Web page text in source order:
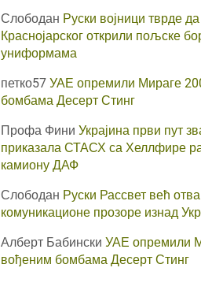
Слободан Руски војници тврде
Краснојарског открили пољске
униформама
петко57 УАЕ опремили Мираге
бомбама Десерт Стинг
Профа Фини Украјина први пут
приказала СТАСХ са Хеллфире
камиону ДАФ
Слободан Руски Рассвет већ
комуникационе прозоре изнад
Алберт Бабински УАЕ опремили
вођеним бомбама Десерт Стинг